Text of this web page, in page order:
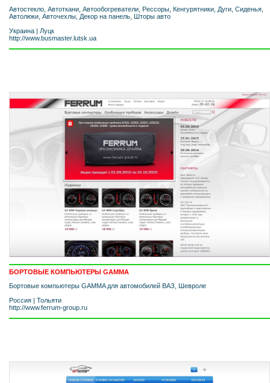
Автостекло, Автоткани, Автообогреватели, Рессоры, Кенгурятники, Дуги, Сиденья,
Автолюки, Авточехлы, Декор на панель, Шторы авто
Украина | Луцк
http://www.busmaster.lutsk.ua
БОРТОВЫЕ КОМПЬЮТЕРЫ GAMMA
Бортовые компьютеры GAMMA для автомобилей ВАЗ, Шевроле
Россия | Тольяти
http://www.ferrum-group.ru